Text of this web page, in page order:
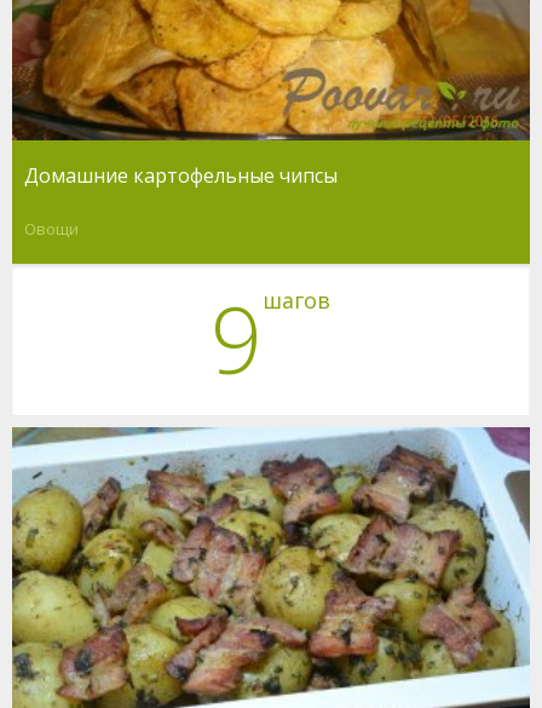
Домашние картофельные чипсы
Овощи
9 шагов